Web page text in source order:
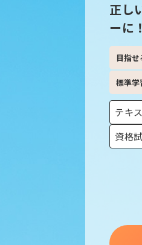
正し
ーに
目指
標準学
テキ
資格